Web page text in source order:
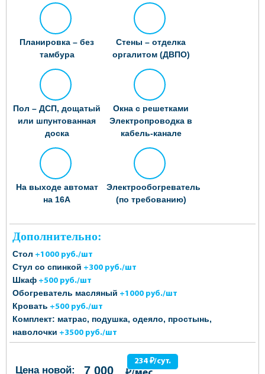
Планировка – без
тамбура
Стены – отделка
оргалитом (ДВПО)
Пол – ДСП, дощатый
или шпунтованная
доска
Окна с решетками
Электропроводка в
кабель-канале
На выходе автомат
на 16А
Электрообогреватель
(по требованию)
Дополнительно:
Стол +1000 руб./шт
Стул со спинкой +300 руб./шт
Шкаф +500 руб./шт
Обогреватель масляный +1000 руб./шт
Кровать +500 руб./шт
Комплект: матрас, подушка, одеяло, простынь,
наволочки +3500 руб./шт
Цена новой: 7 000
234 ₽/сут.